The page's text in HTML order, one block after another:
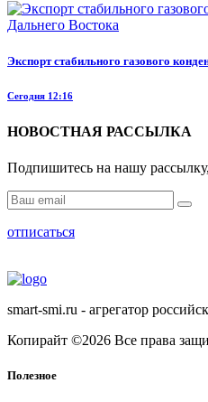
Экспорт стабильного газового
Сегодня 12:16
НОВОСТНАЯ РАССЫЛКА
Подпишитесь на нашу
отписаться
smart-smi.ru - агрегатор
Копирайт ©2026 Все права
Полезное